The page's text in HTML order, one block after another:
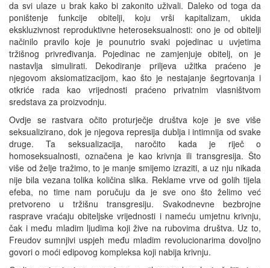
da svi ulaze u brak kako bi zakonito uživali. Daleko od toga da
poništenje funkcije obitelji, koju vrši kapitalizam, ukida
ekskluzivnost reproduktivne heteroseksualnosti: ono je od obitelji
načinilo pravilo koje je pounutrio svaki pojedinac u uvjetima
tržišnog privređivanja. Pojedinac ne zamjenjuje obitelj, on je
nastavlja simulirati. Dekodiranje priljeva užitka praćeno je
njegovom aksiomatizacijom, kao što je nestajanje šegrtovanja i
otkriće rada kao vrijednosti praćeno privatnim vlasništvom
sredstava za proizvodnju.
Ovdje se rastvara očito proturječje društva koje je sve više
seksualizirano, dok je njegova represija dublja i intimnija od svake
druge. Ta seksualizacija, naročito kada je riječ o
homoseksualnosti, označena je kao krivnja ili transgresija. Što
više od želje tražimo, to je manje smijemo izraziti, a uz nju nikada
nije bila vezana tolika količina slika. Reklame vrve od golih tijela
efeba, no time nam poručuju da je sve ono što želimo već
pretvoreno u tržišnu transgresiju. Svakodnevne bezbrojne
rasprave vraćaju obiteljske vrijednosti i nameću umjetnu krivnju,
čak i među mladim ljudima koji žive na rubovima društva. Uz to,
Freudov sumnjivi uspjeh među mladim revolucionarima dovoljno
govori o moći edipovog kompleksa koji nabija krivnju.